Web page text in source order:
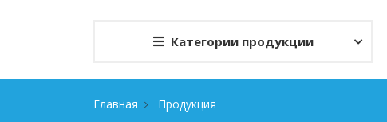
Категории продукции
Главная Продукция